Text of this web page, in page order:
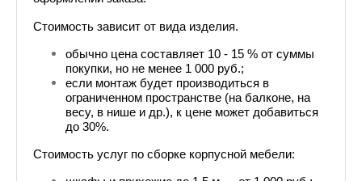
Стоимость зависит от вида изделия.
обычно цена составляет 10 - 15 % от суммы
покупки, но не менее 1 000 руб.;
если монтаж будет производиться в
ограниченном пространстве (на балконе, на
весу, в нише и др.), к цене может добавиться
до 30%.
Стоимость услуг по сборке корпусной мебели: